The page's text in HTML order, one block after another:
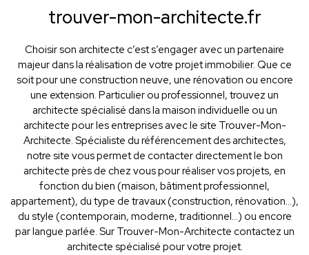
trouver-mon-architecte.fr
Choisir son architecte c’est s’engager avec un partenaire
majeur dans la réalisation de votre projet immobilier. Que ce
soit pour une construction neuve, une rénovation ou encore
une extension. Particulier ou professionnel, trouvez un
architecte spécialisé dans la maison individuelle ou un
architecte pour les entreprises avec le site Trouver-Mon-
Architecte. Spécialiste du référencement des architectes,
notre site vous permet de contacter directement le bon
architecte près de chez vous pour réaliser vos projets, en
fonction du bien (maison, bâtiment professionnel,
appartement), du type de travaux (construction, rénovation...),
du style (contemporain, moderne, traditionnel...) ou encore
par langue parlée. Sur Trouver-Mon-Architecte contactez un
architecte spécialisé pour votre projet.